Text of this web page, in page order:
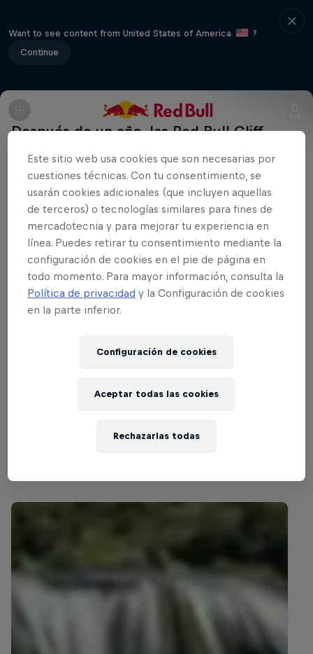
Want to see content from United States of America
?
Continue
Después de un año, las Red Bull Cliff
Diving World Series vuelven a La Rochelle
y a la emblemática Torre de San Nicolás
del siglo XIV que comanda en el puerto.
El 17 de mayo veremos la segunda
prueba del año con unos participantes
hambrientos de victoria para alejarse en
la general e imponer su ley desde el
comienzo de la temporada.
Colombia
Este sitio web usa cookies que son necesarias por
cuestiones técnicas. Con tu consentimiento, se
usarán cookies adicionales (que incluyen aquellas
de terceros) o tecnologías similares para fines de
mercadotecnia y para mejorar tu experiencia en
línea. Puedes retirar tu consentimiento mediante la
configuración de cookies en el pie de página en
todo momento. Para mayor información, consulta la
Política de privacidad y la Configuración de cookies
en la parte inferior.
Configuración de cookies
Rechazarlas todas
Aceptar todas las cookies